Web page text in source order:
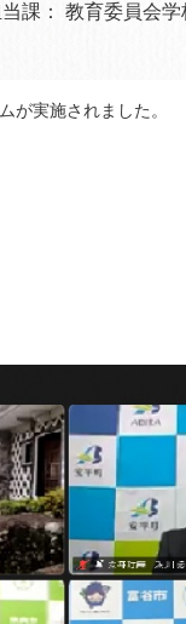
課： 教育委員会学
が実施されました。